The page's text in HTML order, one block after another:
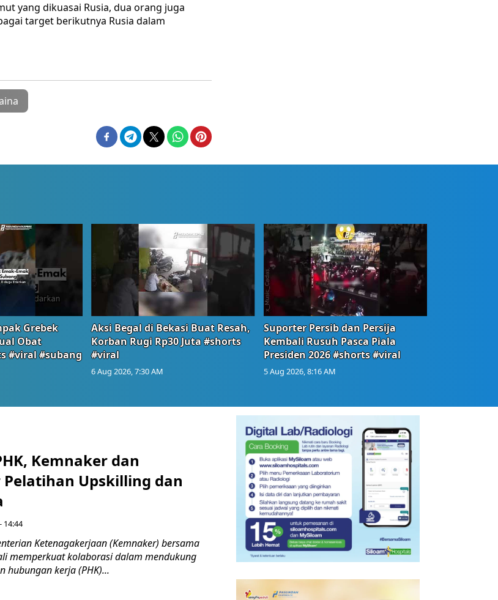
yang dikuasai Rusia, dua orang juga
target berikutnya Rusia dalam
Grebek
Obat
#viral #subang
Aksi Begal di Bekasi Buat Resah,
Korban Rugi Rp30 Juta #shorts
#viral
6 Aug 2026, 7:30 AM
Suporter Persib dan Persija
Kembali Rusuh Pasca Piala
Presiden 2026 #shorts #viral
5 Aug 2026, 8:16 AM
Kemnaker dan
Pelatihan Upskilling dan
14:44
Ketenagakerjaan (Kemnaker) bersama
memperkuat kolaborasi dalam mendukung
hubungan kerja (PHK)...